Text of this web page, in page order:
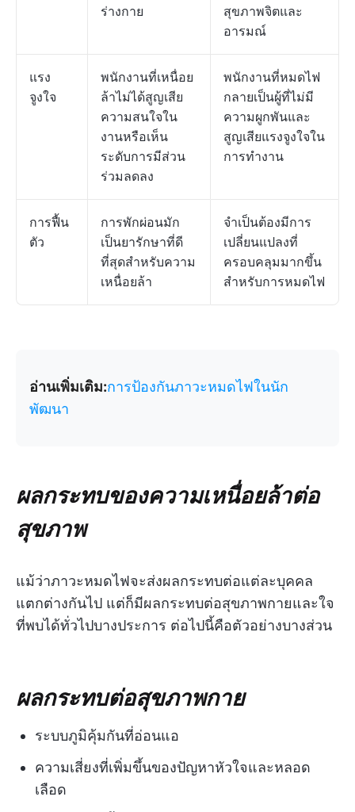
ร่างกาย
สุขภาพจิตและ
อารมณ์
แรง
จูงใจ
พนักงานที่เหนื่อย
ล้าไม่ได้สูญเสีย
ความสนใจใน
งานหรือเห็น
ระดับการมีส่วน
ร่วมลดลง
พนักงานที่หมดไฟ
กลายเป็นผู้ที่ไม่มี
ความผูกพันและ
สูญเสียแรงจูงใจใน
การทำงาน
การฟื้น
ตัว
การพักผ่อนมัก
เป็นยารักษาที่ดี
ที่สุดสำหรับความ
เหนื่อยล้า
จำเป็นต้องมีการ
เปลี่ยนแปลงที่
ครอบคลุมมากขึ้น
สำหรับการหมดไฟ
อ่านเพิ่มเติม:การป้องกันภาวะหมดไฟในนัก
พัฒนา
ผลกระทบของความเหนื่อยล้าต่อ
สุขภาพ
แม้ว่าภาวะหมดไฟจะส่งผลกระทบต่อแต่ละบุคคล
แตกต่างกันไป แต่ก็มีผลกระทบต่อสุขภาพกายและใจ
ที่พบได้ทั่วไปบางประการ ต่อไปนี้คือตัวอย่างบางส่วน
ผลกระทบต่อสุขภาพกาย
ระบบภูมิคุ้มกันที่อ่อนแอ
ความเสี่ยงที่เพิ่มขึ้นของปัญหาหัวใจและหลอด
เลือด